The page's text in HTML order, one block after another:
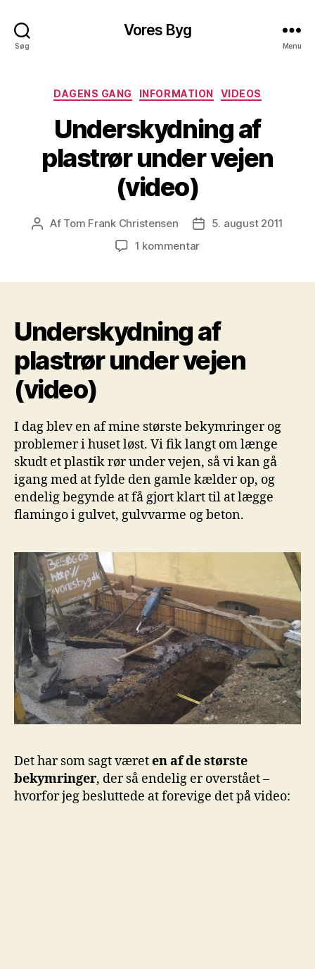
Søg
Vores Byg
Menu
Kategorier
DAGENS GANG INFORMATION VIDEOS
Underskydning af
plastrør under vejen
(video)
Indlægsforfatter
Af Tom Frank Christensen Indlægsdato
5. august 2011
1 kommentartil
vejen
(video)
Underskydning af
plastrør under vejen
(video)
I dag blev en af mine største bekymringer og
problemer i huset løst. Vi fik langt om længe
skudt et plastik rør under vejen, så vi kan gå
igang med at fylde den gamle kælder op, og
endelig begynde at få gjort klart til at lægge
flamingo i gulvet, gulvvarme og beton.
Det har som sagt væreten af de største
bekymringer, der så endelig er overstået –
hvorfor jeg besluttede at forevige det på video: